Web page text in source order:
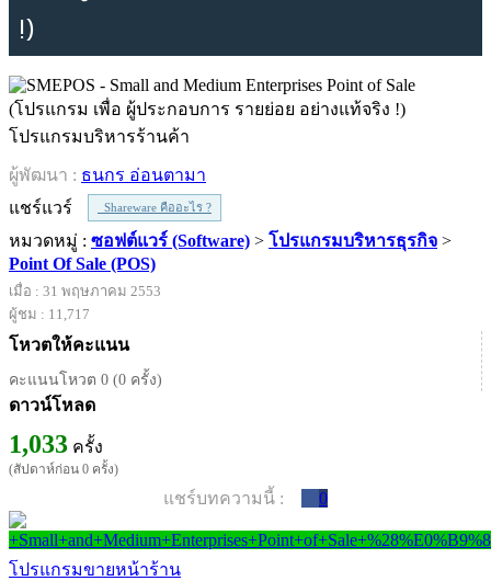
!)
โปรแกรมบริหารร้านค้า
ผู้พัฒนา : ธนกร อ่อนตามา
แชร์แวร์
Shareware คืออะไร ?
หมวดหมู่ : ซอฟต์แวร์ (Software) > โปรแกรมบริหารธุรกิจ >
Point Of Sale (POS)
เมื่อ : 31 พฤษภาคม 2553
ผู้ชม : 11,717
โหวตให้คะแนน
คะแนนโหวต 0 (0 ครั้ง)
ดาวน์โหลด
1,033 ครั้ง
(สัปดาห์ก่อน 0 ครั้ง)
แชร์บทความนี้ : 0
โปรแกรมขายหน้าร้าน